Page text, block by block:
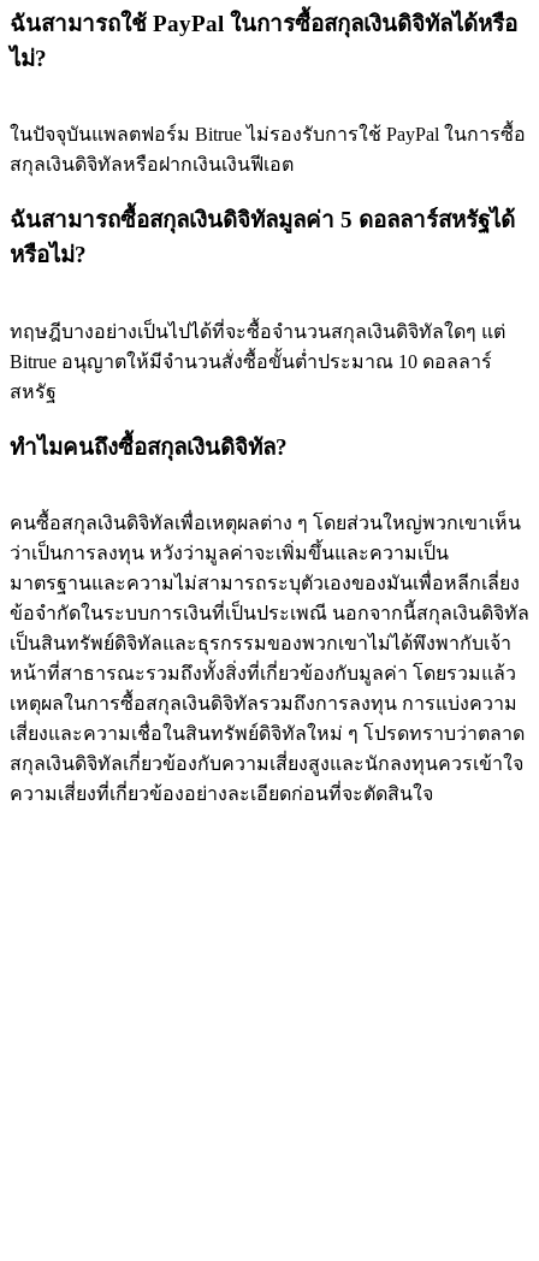
ฉันสามารถใช้ PayPal ในการซื้อสกุลเงินดิจิทัลได้หรือ
ไม่?
ในปัจจุบันแพลตฟอร์ม Bitrue ไม่รองรับการใช้ PayPal ในการซื้อ
สกุลเงินดิจิทัลหรือฝากเงินเงินฟีเอต
ฉันสามารถซื้อสกุลเงินดิจิทัลมูลค่า 5 ดอลลาร์สหรัฐได้
หรือไม่?
ทฤษฎีบางอย่างเป็นไปได้ที่จะซื้อจำนวนสกุลเงินดิจิทัลใดๆ แต่
Bitrue อนุญาตให้มีจำนวนสั่งซื้อขั้นต่ำประมาณ 10 ดอลลาร์
สหรัฐ
ทำไมคนถึงซื้อสกุลเงินดิจิทัล?
คนซื้อสกุลเงินดิจิทัลเพื่อเหตุผลต่าง ๆ โดยส่วนใหญ่พวกเขาเห็น
ว่าเป็นการลงทุน หวังว่ามูลค่าจะเพิ่มขึ้นและความเป็น
มาตรฐานและความไม่สามารถระบุตัวเองของมันเพื่อหลีกเลี่ยง
ข้อจำกัดในระบบการเงินที่เป็นประเพณี นอกจากนี้สกุลเงินดิจิทัล
เป็นสินทรัพย์ดิจิทัลและธุรกรรมของพวกเขาไม่ได้พึงพากับเจ้า
หน้าที่สาธารณะรวมถึงทั้งสิ่งที่เกี่ยวข้องกับมูลค่า โดยรวมแล้ว
เหตุผลในการซื้อสกุลเงินดิจิทัลรวมถึงการลงทุน การแบ่งความ
เสี่ยงและความเชื่อในสินทรัพย์ดิจิทัลใหม่ ๆ โปรดทราบว่าตลาด
สกุลเงินดิจิทัลเกี่ยวข้องกับความเสี่ยงสูงและนักลงทุนควรเข้าใจ
ความเสี่ยงที่เกี่ยวข้องอย่างละเอียดก่อนที่จะตัดสินใจ